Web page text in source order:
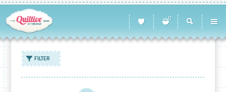
0
FILTER